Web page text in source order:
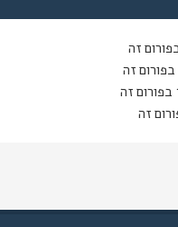
זה
זה
זה
זה